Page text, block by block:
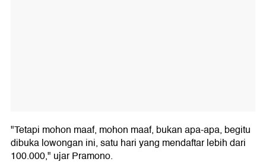
"Tetapi mohon maaf, mohon maaf, bukan apa-apa, begitu
dibuka lowongan ini, satu hari yang mendaftar lebih dari
100.000," ujar Pramono.